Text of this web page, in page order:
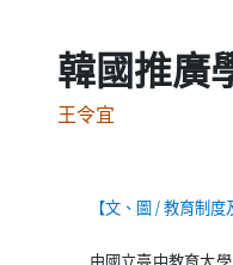
韓國推廣
王令宜
【文、圖/教育制度